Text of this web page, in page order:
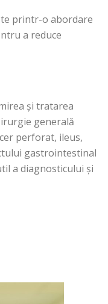
printr-o abordare
a reduce
și tratarea
generală
perforat, ileus,
gastrointestinal
a diagnosticului și